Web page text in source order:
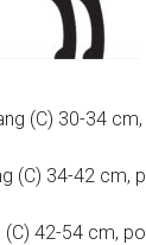
(C) 30-34
(C) 34-42 cm,
42-54 cm,